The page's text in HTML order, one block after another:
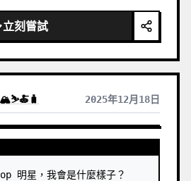
立刻嘗試
2025年12月18日
明星，我會是什麼樣子？